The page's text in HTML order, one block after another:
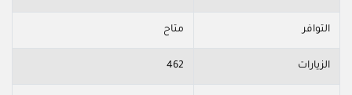
التوافر متاح
الزيارات 462